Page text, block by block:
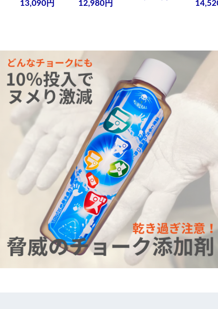
13,090円 12,980円